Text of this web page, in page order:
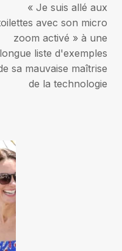
« Je suis allé aux
avec son micro
zoom activé » à une
longue liste d'exemples
sa mauvaise maîtrise
de la technologie